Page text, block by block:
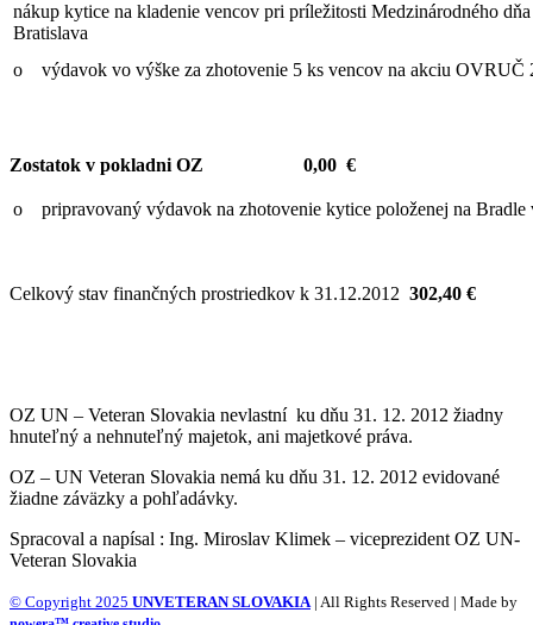
nákup kytice na kladenie vencov pri príležitosti Medzinárodného
Bratislava
o výdavok vo výške za zhotovenie 5 ks vencov na akciu OVRUČ
Zostatok v pokladni OZ 0,00 €
o pripravovaný výdavok na zhotovenie kytice položenej na Bradle
Celkový stav finančných prostriedkov k 31.12.2012 302,40 €
OZ UN – Veteran Slovakia nevlastní ku dňu 31. 12. 2012 žiadny
hnuteľný a nehnuteľný majetok, ani majetkové práva.
OZ – UN Veteran Slovakia nemá ku dňu 31. 12. 2012 evidované
žiadne záväzky a pohľadávky.
Spracoval a napísal : Ing. Miroslav Klimek – viceprezident OZ UN-
Veteran Slovakia
© Copyright 2025 UNVETERAN SLOVAKIA| All Rights Reserved | Made by